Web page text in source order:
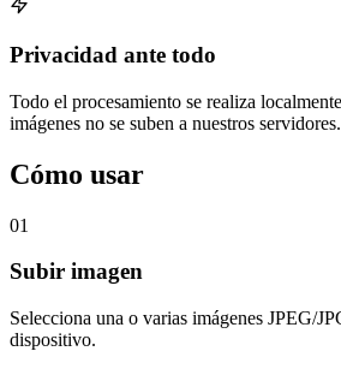
Privacidad ante todo
Todo el procesamiento se realiza
imágenes no se suben a nuestros servidores.
Cómo usar
01
Subir imagen
Selecciona una o varias imágenes JPEG/
dispositivo.